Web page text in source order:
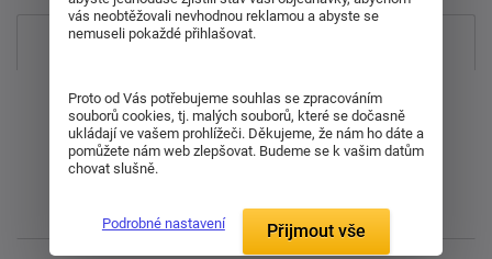
Nejprodávanější
Od nejdražšího
Od nejlevnějšího
vás neobtěžovali nevhodnou reklamou a abyste se
nemuseli pokaždé přihlašovat.
Proto od Vás potřebujeme souhlas se zpracováním
souborů cookies, tj. malých souborů, které se dočasně
ukládají ve vašem prohlížeči. Děkujeme, že nám ho dáte a
pomůžete nám web zlepšovat. Budeme se k vašim datům
chovat slušně.
Podrobné nastavení Přijmout vše